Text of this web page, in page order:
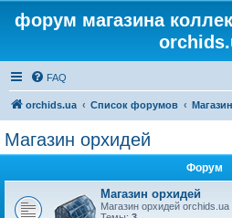
форум магазина
FAQ
orchids.ua Список форумов
Магазин орхидей
Форум
Магазин орхидей
Магазин орхидей orchids.ua